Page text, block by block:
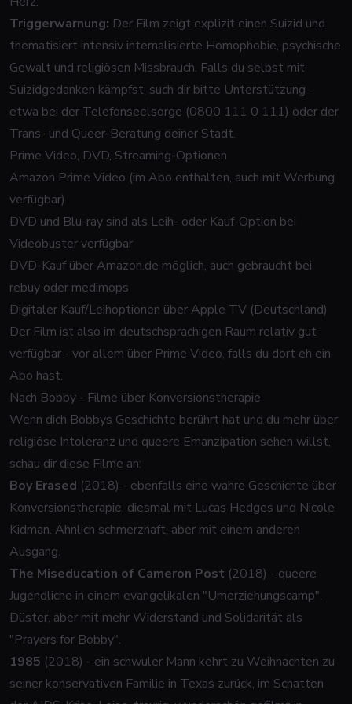
Triggerwarnung: Der Film zeigt explizit einen Suizid und
thematisiert intensiv internalisierte Homophobie, psychische
Gewalt und religiösen Missbrauch. Falls du selbst mit
Suizidgedanken kämpfst, such dir bitte Unterstützung -
etwa bei der Telefonseelsorge (0800 111 0 111) oder der
Trans- und Queer-Beratung deiner Stadt.
Prime Video, DVD, Streaming-Optionen
Amazon Prime Video (im Abo enthalten, auch mit Werbung
verfügbar)
DVD und Blu-ray sind als Leih- oder Kauf-Option bei
Videobuster verfügbar
DVD-Kauf über Amazon.de möglich, auch gebraucht bei
rebuy oder medimops
Digitaler Kauf/Leihoptionen über Apple TV (Deutschland)
Der Film ist also im deutschsprachigen Raum relativ gut
verfügbar - vor allem über Prime Video, falls du dort eh ein
Abo hast.
Nach Bobby - Filme über Konversionstherapie
Wenn dich Bobbys Geschichte berührt hat und du mehr über
religiöse Intoleranz und queere Emanzipation sehen willst,
schau dir diese Filme an:
Boy Erased (2018) - ebenfalls eine wahre Geschichte über
Konversionstherapie, diesmal mit Lucas Hedges und Nicole
Kidman. Ähnlich schmerzhaft, aber mit einem anderen
Ausgang.
The Miseducation of Cameron Post (2018) - queere
Jugendliche in einem evangelikalen "Umerziehungscamp".
Düster, aber mit mehr Widerstand und Solidarität als
"Prayers for Bobby".
1985 (2018) - ein schwuler Mann kehrt zu Weihnachten zu
seiner konservativen Familie in Texas zurück, im Schatten